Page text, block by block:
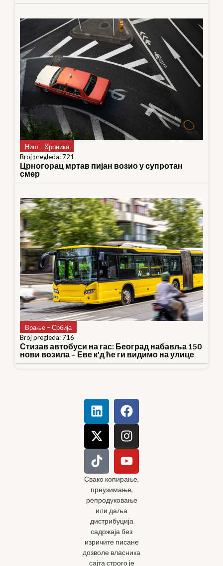
Ниш – Хроника
Broj pregleda: 721
Црногорац мртав пијан возио у супротан
смер
Врање – Србија
Broj pregleda: 716
Стизав автобуси на гас: Београд набавља 150
нови возила – Еве к'д ће ги видимо на улице
Свако копирање,
преузимање,
репродуковање
или даља
дистрибуција
садржаја без
изричите писане
дозволе власника
сајта строго је